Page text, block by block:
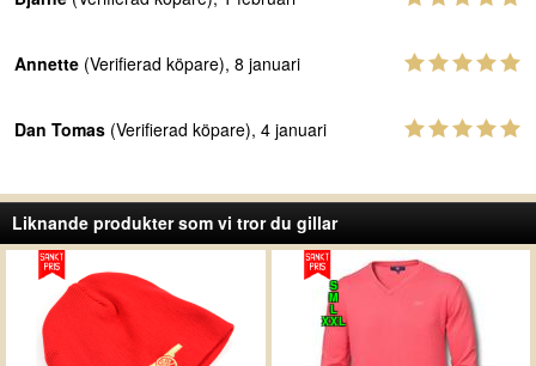
Annette (Verifierad köpare), 8 januari
Dan Tomas (Verifierad köpare), 4 januari
Liknande produkter som vi tror du gillar
S
M
L
XXL